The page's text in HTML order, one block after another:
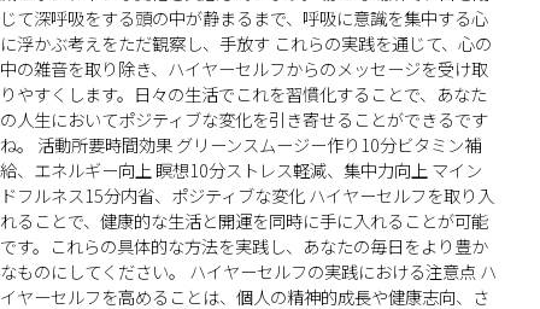
じて深呼吸をする頭の中が静まるまで、呼吸に意識を集中する心
に浮かぶ考えをただ観察し、手放す これらの実践を通じて、心の
中の雑音を取り除き、ハイヤーセルフからのメッセージを受け取
りやすくします。日々の生活でこれを習慣化することで、あなた
の人生においてポジティブな変化を引き寄せることができるです
ね。 活動所要時間効果 グリーンスムージー作り10分ビタミン補
給、エネルギー向上 瞑想10分ストレス軽減、集中力向上 マイン
ドフルネス15分内省、ポジティブな変化 ハイヤーセルフを取り入
れることで、健康的な生活と開運を同時に手に入れることが可能
です。これらの具体的な方法を実践し、あなたの毎日をより豊か
なものにしてください。 ハイヤーセルフの実践における注意点 ハ
イヤーセルフを高めることは、個人の精神的成長や健康志向、さ